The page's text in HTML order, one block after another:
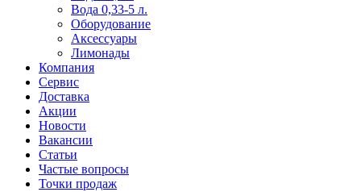
офіційний
сайт
через
разные
сайты.
можно
встретить
онлайн
казино
среди
обсуждаемых
тем.
Вода 0,33-5 л.
Оборудование
Аксессуары
Лимонады
Компания
Сервис
Доставка
Акции
Новости
Вакансии
Статьи
Частые вопросы
Точки продаж